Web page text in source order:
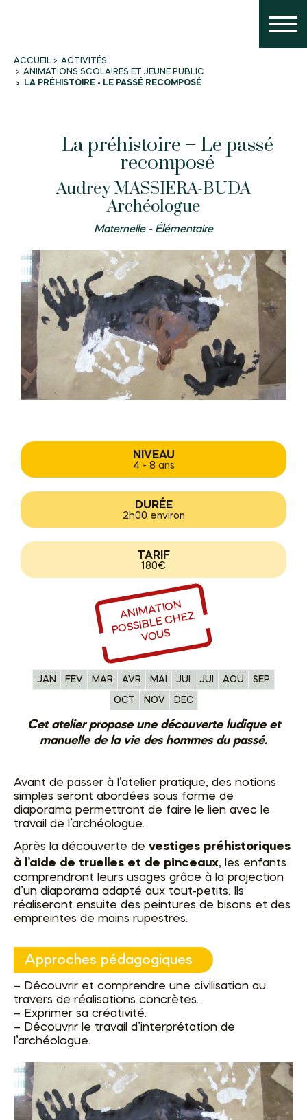
ACCUEIL
ACTIVITÉS
ANIMATIONS SCOLAIRES ET JEUNE PUBLIC
LA PRÉHISTOIRE - LE PASSÉ RECOMPOSÉ
La préhistoire – Le passé
recomposé
Audrey MASSIERA-BUDA
Archéologue
Maternelle - Élémentaire
NIVEAU
4 - 8 ans
DURÉE
2h00 environ
TARIF
180€
A
NI
MATI
O
N
P
OSSIBLE
C
HEZ
V
OUS
JAN FEV MAR AVR MAI JUI JUI AOU SEP
OCT NOV DEC
Cet atelier propose une découverte ludique et
manuelle de la vie des hommes du passé.
Avant de passer à l’atelier pratique, des notions
simples seront abordées sous forme de
diaporama permettront de faire le lien avec le
travail de l’archéologue.
Après la découverte de vestiges préhistoriques
à l’aide de truelles et de pinceaux, les enfants
comprendront leurs usages grâce à la projection
d’un diaporama adapté aux tout-petits. Ils
réaliseront ensuite des peintures de bisons et des
empreintes de mains rupestres.
Approches pédagogiques
– Découvrir et comprendre une civilisation au
travers de réalisations concrètes.
– Exprimer sa créativité.
– Découvrir le travail d’interprétation de
l’archéologue.